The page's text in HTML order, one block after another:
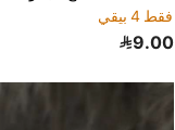
فقط 4 بيقي
9.00